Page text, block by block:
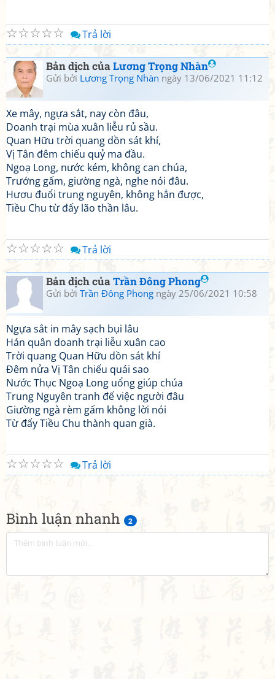
Bình luận nhanh 2
☆
☆
☆
☆
☆ Trả lời
Bản dịch củaLương Trọng Nhàn
Gửi bởi Lương Trọng Nhàn ngày 13/06/2021 11:12
Xe mây, ngựa sắt, nay còn đâu,
Doanh trại mùa xuân liễu rủ sầu.
Quan Hữu trời quang dồn sát khí,
Vị Tân đêm chiếu quỷ ma đầu.
Ngoạ Long, nước kém, không can chúa,
Trướng gấm, giường ngà, nghe nói đâu.
Hươu đuổi trung nguyên, không hẳn được,
Tiều Chu từ đấy lão thần lâu.
☆
☆
☆
☆
☆ Trả lời
Bản dịch củaTrần Đông Phong
Gửi bởi Trần Đông Phong ngày 25/06/2021 10:58
Ngựa sắt in mây sạch bụi lâu
Hán quân doanh trại liễu xuân cao
Trời quang Quan Hữu dồn sát khí
Đêm nửa Vị Tân chiếu quái sao
Nước Thục Ngoạ Long uổng giúp chúa
Trung Nguyên tranh đế việc người đâu
Giường ngà rèm gấm không lời nói
Từ đấy Tiều Chu thành quan già.
☆
☆
☆
☆
☆ Trả lời